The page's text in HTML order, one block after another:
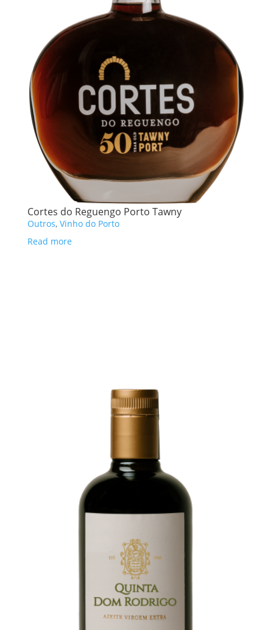
Cortes do Reguengo Porto Tawny
Outros, Vinho do Porto
Read more